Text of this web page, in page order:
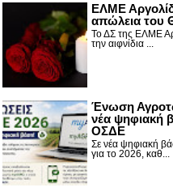
ΕΛΜΕ
απώλεια
Το ΔΣ της ΕΛΜΕ
την αιφνίδια ...
Ένωση
νέα ψηφιακή
ΟΣΔΕ
Σε νέα ψηφιακή
για το 2026, καθ...